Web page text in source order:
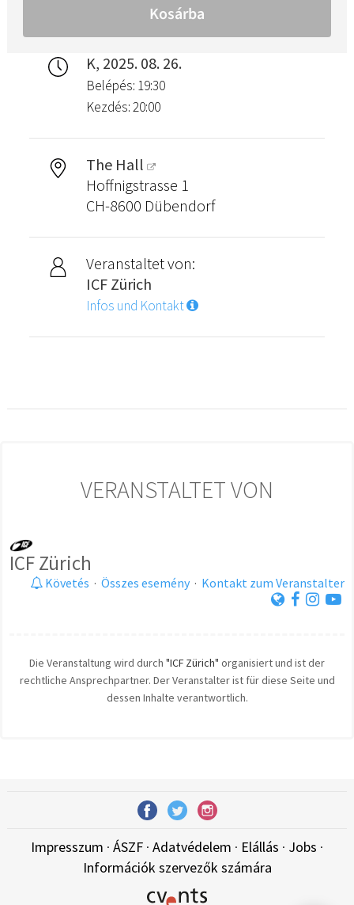
K, 2025. 08. 26.
Belépés: 19:30
Kezdés: 20:00
The Hall
Hoffnigstrasse 1
CH-8600 Dübendorf
Veranstaltet von:
ICF Zürich
Infos und Kontakt
VERANSTALTET VON
ICF Zürich
Követés · Összes esemény · Kontakt zum Veranstalter
Die Veranstaltung wird durch "ICF Zürich" organisiert und ist der
rechtliche Ansprechpartner. Der Veranstalter ist für diese Seite und
dessen Inhalte verantwortlich.
Impresszum · ÁSZF · Adatvédelem · Elállás · Jobs ·
Információk szervezők számára